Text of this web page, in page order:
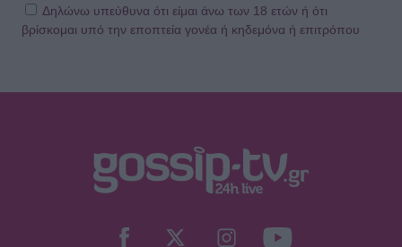
Δηλώνω υπεύθυνα ότι είμαι άνω των 18 ετών ή ότι
βρίσκομαι υπό την εποπτεία γονέα ή κηδεμόνα ή επιτρόπου